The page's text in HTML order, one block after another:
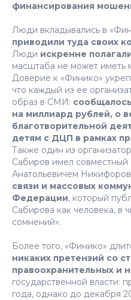
финансирования
Люди вкладывались в
приводили туда своих
Люди искренне
масштаба не может иметь
Доверие к «Финико»
что каждый из ее
образ в СМИ:
на миллиард рублей, о
благотворительной
детям c ДЦП в рамках
Также один из
Сабиров имел
Анатольевичем
связи и массовых
Федерации, который
Сабирова как человека, в
сомнений».
Более того, «Финико»
никаких претензий со
правоохранительных и
государственной власти:
года, однако до декабря